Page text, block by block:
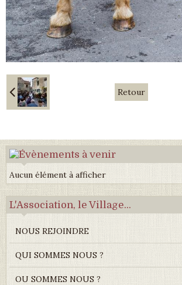
Retour
Aucun élément à afficher
L'Association, le Village...
NOUS REJOINDRE
QUI SOMMES NOUS ?
OU SOMMES NOUS ?